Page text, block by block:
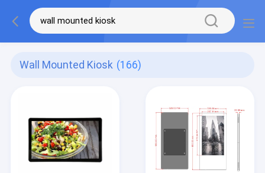
Wall Mounted Kiosk (166)